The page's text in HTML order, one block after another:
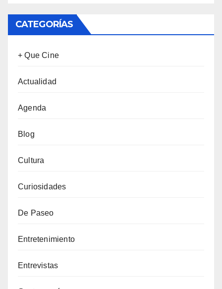
CATEGORÍAS
+ Que Cine
Actualidad
Agenda
Blog
Cultura
Curiosidades
De Paseo
Entretenimiento
Entrevistas